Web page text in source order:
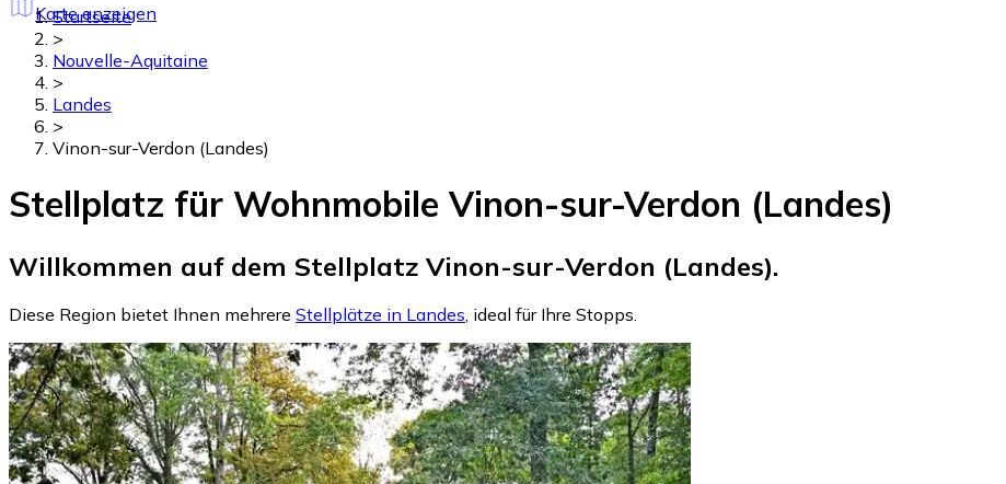
Karte anzeigen
Startseite
>
Nouvelle-Aquitaine
>
Landes
>
Vinon-sur-Verdon (Landes)
Stellplatz für Wohnmobile Vinon-sur-Verdon (Landes)
Willkommen auf dem Stellplatz Vinon-sur-Verdon (Landes).
Diese Region bietet Ihnen mehrere Stellplätze in Landes, ideal für Ihre Stopps.